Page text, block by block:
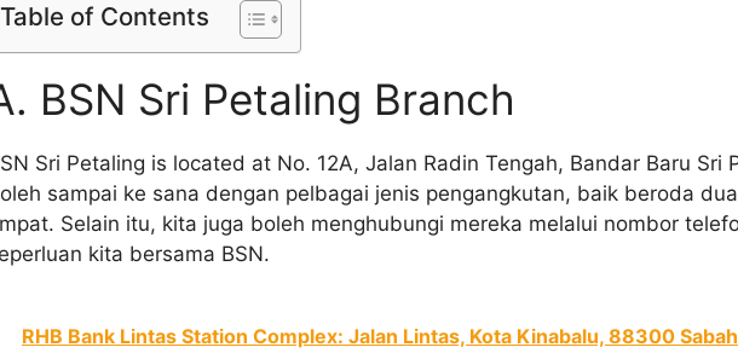
Table of Contents
BSN Sri Petaling Branch
Sri Petaling is located at No. 12A, Jalan Radin Tengah, Bandar Baru Sri
sampai ke sana dengan pelbagai jenis pengangkutan, baik beroda
Selain itu, kita juga boleh menghubungi mereka melalui nombor
kita bersama BSN.
RHB Bank Lintas Station Complex: Jalan Lintas, Kota Kinabalu, 88300 Sabah